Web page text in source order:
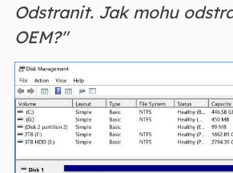
Odstranit. Jak mohu
OEM?"